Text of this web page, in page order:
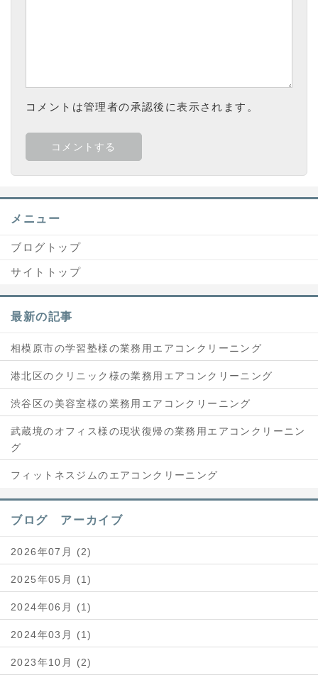
コメントは管理者の承認後に表示されます。
メニュー
ブログトップ
サイトトップ
最新の記事
相模原市の学習塾様の業務用エアコンクリーニング
港北区のクリニック様の業務用エアコンクリーニング
渋谷区の美容室様の業務用エアコンクリーニング
武蔵境のオフィス様の現状復帰の業務用エアコンクリーニン
グ
フィットネスジムのエアコンクリーニング
ブログ アーカイブ
2026年07月 (2)
2025年05月 (1)
2024年06月 (1)
2024年03月 (1)
2023年10月 (2)